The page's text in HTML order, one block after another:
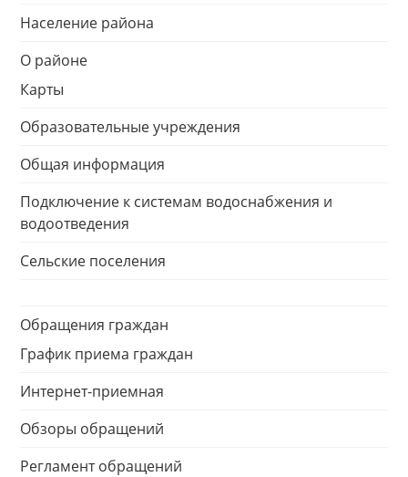
Население района
О районе
Карты
Образовательные учреждения
Общая информация
Подключение к системам водоснабжения и
водоотведения
Сельские поселения
Обращения граждан
График приема граждан
Интернет-приемная
Обзоры обращений
Регламент обращений